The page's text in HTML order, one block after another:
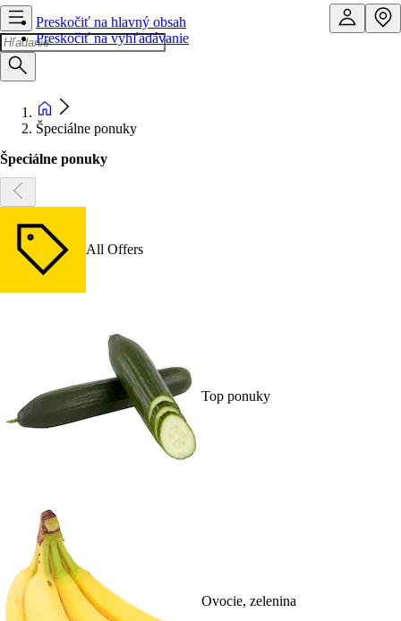
Preskočiť na hlavný obsah
Preskočiť na vyhľadávanie
Špeciálne ponuky
Špeciálne ponuky
All Offers
Top ponuky
Ovocie, zelenina